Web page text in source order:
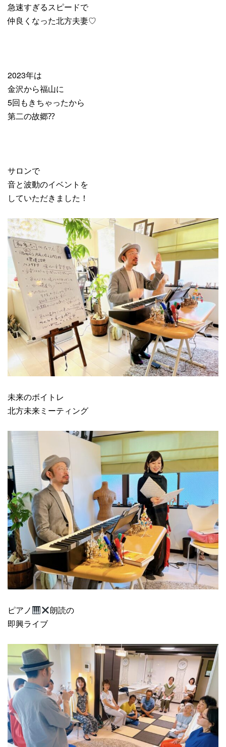
急速すぎるスピードで
仲良くなった北方夫妻♡
2023年は
金沢から福山に
5回もきちゃったから
第二の故郷⁇
サロンで
音と波動のイベントを
していただきました！
未来のボイトレ
北方未来ミーティング
ピアノ
朗読の
即興ライブ